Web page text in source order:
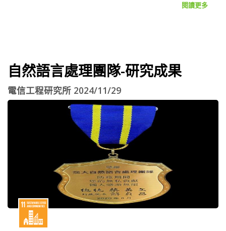
閱讀更多
自然語言處理團隊-研究成果
電信工程研究所 2024/11/29